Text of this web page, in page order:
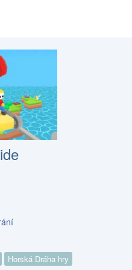
Horská Dráha hry